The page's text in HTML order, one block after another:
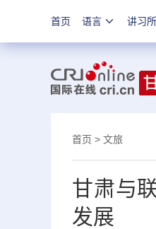
首页 语言 讲习所
首页 > 文旅
甘肃与
发展